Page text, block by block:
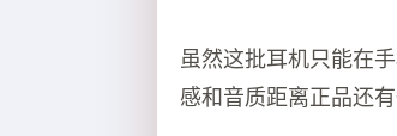
虽然这批耳机只能在
感和音质距离正品还有